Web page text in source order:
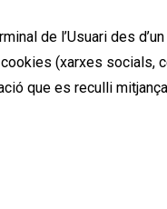
de l’Usuari des
(xarxes socials,
que es reculli